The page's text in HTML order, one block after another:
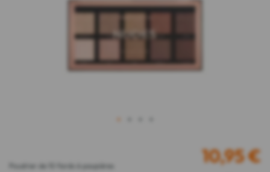
1
Poudrier de 10 fards à paupières 10,95€